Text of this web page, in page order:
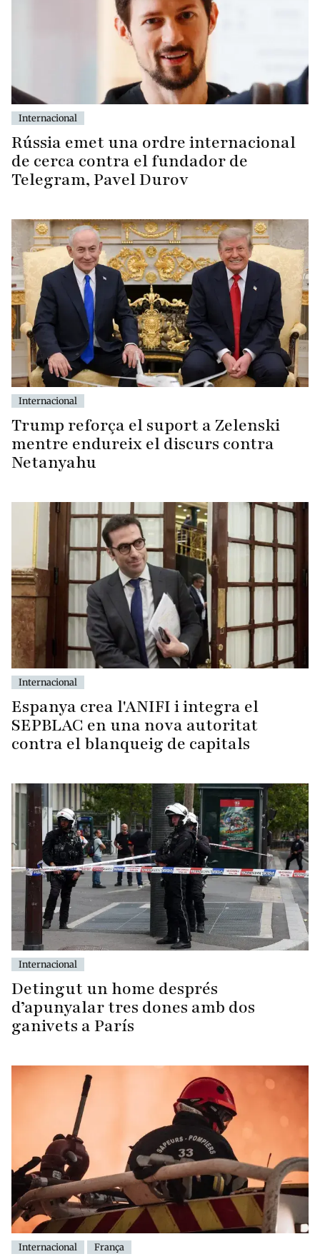
Internacional
Rússia emet una ordre internacional
de cerca contra el fundador de
Telegram, Pavel Durov
Internacional
Trump reforça el suport a Zelenski
mentre endureix el discurs contra
Netanyahu
Internacional
Espanya crea l'ANIFI i integra el
SEPBLAC en una nova autoritat
contra el blanqueig de capitals
Internacional
Detingut un home després
d’apunyalar tres dones amb dos
ganivets a París
Internacional França